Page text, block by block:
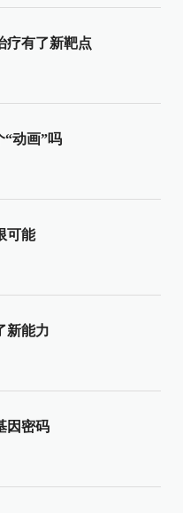
疗有了新靶点
“动画”吗
可能
新能力
因密码